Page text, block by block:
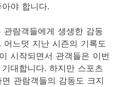
야 합니다.
관람객들에게 생생한 감동
어느덧 지난 시즌의 기록도
시작되면서 관객들은 이번
대합니다. 하지만 스포츠
관람객들의 감동도 크지